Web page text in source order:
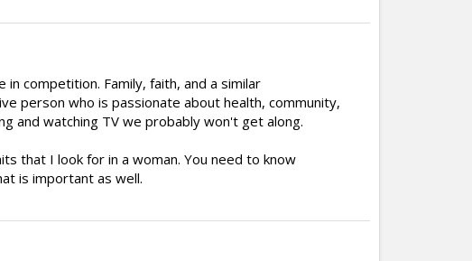
competition. Family, faith, and a similar
person who is passionate about health, community,
and watching TV we probably won't get along.
that I look for in a woman. You need to know
is important as well.